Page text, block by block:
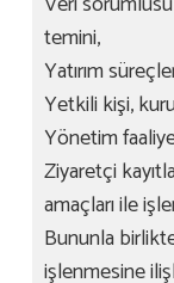
temini,
Yatırım
Yetkili kişi,
Yönetim
Ziyaretçi
amaçları ile
Bununla
işlenmesine